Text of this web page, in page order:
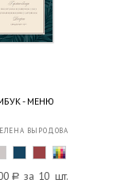
- МЕНЮ
ЕЛЕНА ВЫРОДОВА
a за 10 шт.